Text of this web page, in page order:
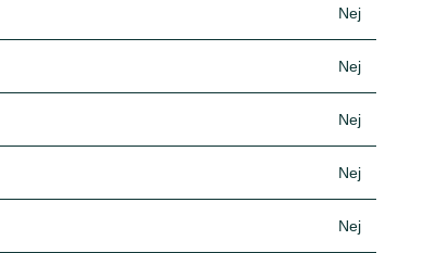
Nej
Nej
Nej
Nej
Nej